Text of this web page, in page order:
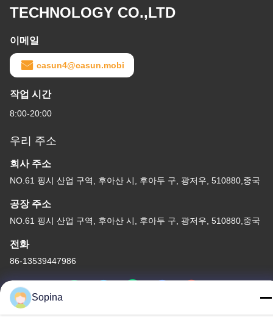
TECHNOLOGY CO.,LTD
이메일
casun4@casun.mobi
작업 시간
8:00-20:00
우리 주소
회사 주소
NO.61 핑시 산업 구역, 후아산 시, 후아두 구, 광저우, 510880,중국
공장 주소
NO.61 핑시 산업 구역, 후아산 시, 후아두 구, 광저우, 510880,중국
전화
86-13539447986
Sopina